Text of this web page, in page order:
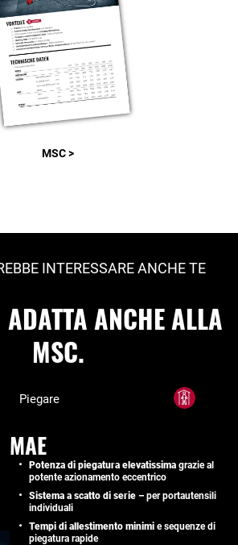
MSC >
INTERESSARE ANCHE TE
ADATTA ANCHE ALLA
MSC.
Piegare
MAE
Potenza di piegatura elevatissima grazie al
potente azionamento eccentrico
Sistema a scatto di serie – per portautensili
individuali
Tempi di allestimento minimi e sequenze di
piegatura rapide